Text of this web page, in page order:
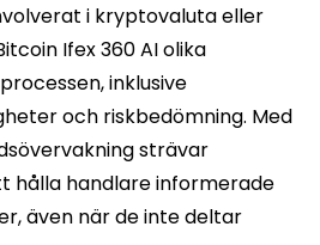
i kryptovaluta eller
Ifex 360 AI olika
inklusive
och riskbedömning. Med
strävar
handlare informerade
även när de inte deltar